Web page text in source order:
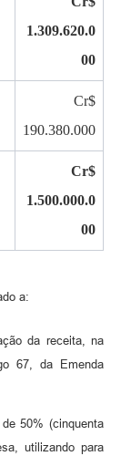
1.309.620.0
00
Cr$
190.380.000
Cr$
1.500.000.0
00
a:
da receita, na
67, da Emenda
50% (cinquenta
utilizando para